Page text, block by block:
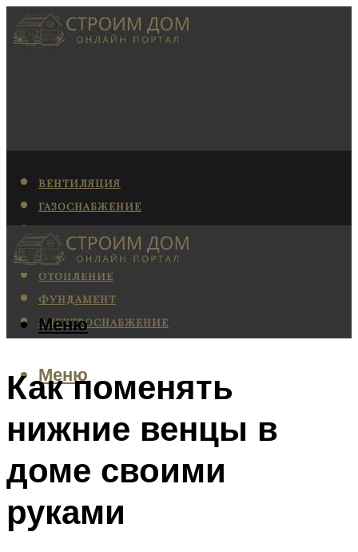
ВЕНТИЛЯЦИЯ
ГАЗОСНАБЖЕНИЕ
КАНАЛИЗАЦИЯ
КОНДИЦИОНИРОВАНИЕ
ОТОПЛЕНИЕ
ФУНДАМЕНТ
ЭЛЕКТРОСНАБЖЕНИЕ
Меню
Меню
Как поменять
нижние венцы в
доме своими
руками